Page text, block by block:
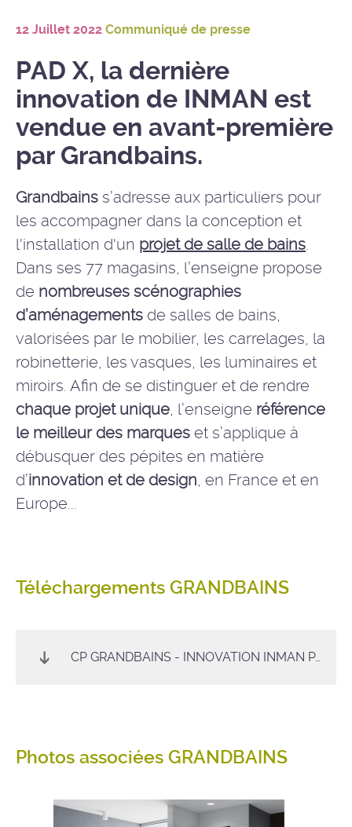
12 Juillet 2022 Communiqué de presse
PAD X, la dernière
innovation de INMAN est
vendue en avant-première
par Grandbains.
Grandbains s’adresse aux particuliers pour
les accompagner dans la conception et
l'installation d'un projet de salle de bains.
Dans ses 77 magasins, l’enseigne propose
de nombreuses scénographies
d’aménagements de salles de bains,
valorisées par le mobilier, les carrelages, la
robinetterie, les vasques, les luminaires et
miroirs. Afin de se distinguer et de rendre
chaque projet unique, l’enseigne référence
le meilleur des marques et s’applique à
débusquer des pépites en matière
d’innovation et de design, en France et en
Europe...
Téléchargements GRANDBAINS
CP GRANDBAINS - INNOVATION INMAN PAD-X
Photos associées GRANDBAINS